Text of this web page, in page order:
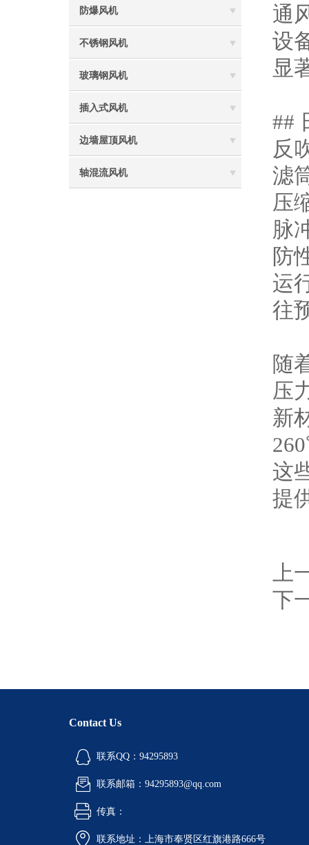
防爆风机
不锈钢风机
玻璃钢风机
插入式风机
边墙屋顶风机
轴混流风机
通
设
显
##
反
滤
压
脉
防
运
往
随
压
新
这
提
上
下
Contact Us
联系QQ：94295893
联系邮箱：94295893@qq.com
传真：
联系地址：上海市奉贤区红旗港路666号